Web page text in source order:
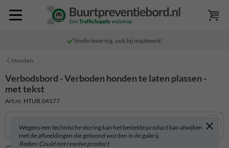
Snelle levering, ook bij maatwerk!
Honden
Verbodsbord - Verboden honden te laten plassen -
met tekst
Art.nr. HTUB.04177
Wegens een technische storing kan het bestelde product kan afwijken
met de afbeeldingen die getoond worden in de galerij.
Reden: Could not resolve product